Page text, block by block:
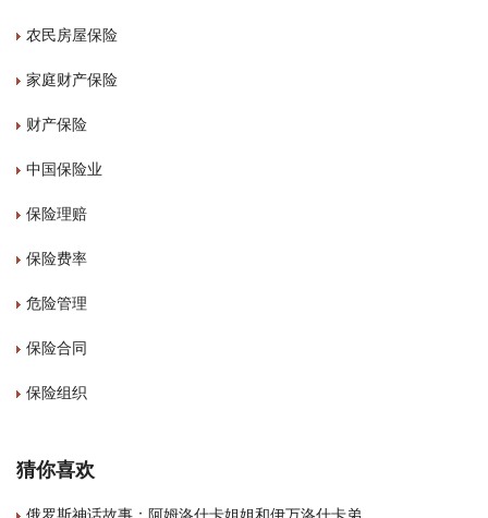
农民房屋保险
家庭财产保险
财产保险
中国保险业
保险理赔
保险费率
危险管理
保险合同
保险组织
猜你喜欢
俄罗斯神话故事：阿姆洛什卡姐姐和伊万洛什卡弟